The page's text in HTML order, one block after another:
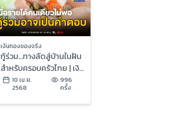
เงินทองของจริง
กู้ร่วม...ทางลัดสู่บ้านในฝัน
สำหรับครอบครัวไทย | เงิน
ทองของจริง
10 เม.ย.
2568
996
ครั้ง